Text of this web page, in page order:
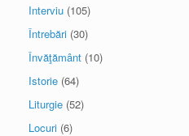
Interviu (105)
Întrebări (30)
Învăţământ (10)
Istorie (64)
Liturgie (52)
Locuri (6)